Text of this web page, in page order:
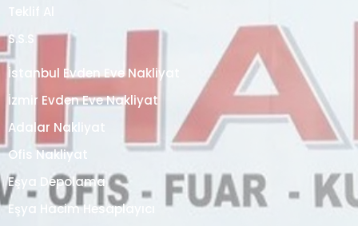
S.S.S
İstanbul Evden Eve Nakliyat
İzmir Evden Eve Nakliyat
Adalar Nakliyat
Ofis Nakliyat
Eşya Depolama
Eşya Hacim Hesaplayıcı